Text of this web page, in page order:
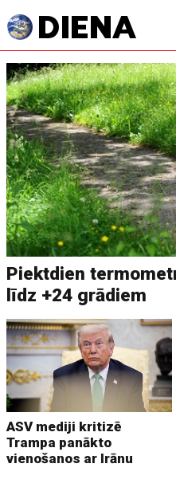
Piektdien
līdz +24 grādiem
ASV mediji kritizē
Trampa panākto
vienošanos ar Irānu